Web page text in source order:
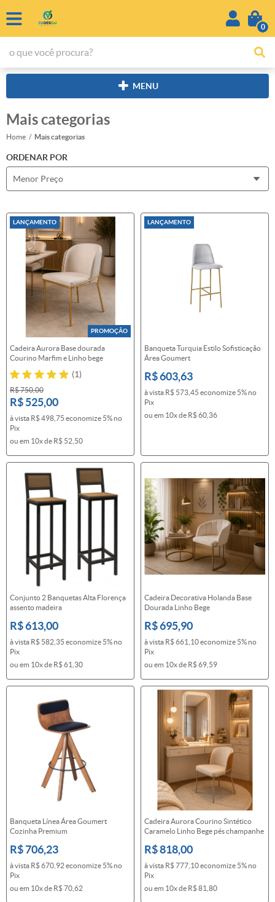
0
MENU
Mais categorias
Home Mais categorias
ORDENAR POR
Menor Preço
PROMOÇÃO
LANÇAMENTO
Cadeira Aurora Base dourada
Courino Marfim e Linho bege
(1)
R$ 750,00
R$ 525,00
à vista R$ 498,75 economize 5% no
Pix
ou em 10xde R$ 52,50
LANÇAMENTO
Banqueta Turquia Estilo Sofisticação
Área Goumert
R$ 603,63
à vista R$ 573,45 economize 5% no
Pix
ou em 10xde R$ 60,36
Conjunto 2 Banquetas Alta Florença
assento madeira
R$ 613,00
à vista R$ 582,35 economize 5% no
Pix
ou em 10xde R$ 61,30
Cadeira Decorativa Holanda Base
Dourada Linho Bege
R$ 695,90
à vista R$ 661,10economize 5% no
Pix
ou em 10xde R$ 69,59
Banqueta Línea Área Goumert
Cozinha Premium
R$ 706,23
à vista R$ 670,92 economize 5% no
Pix
ou em 10xde R$ 70,62
Cadeira Aurora Courino Sintético
Caramelo Linho Bege pés champanhe
R$ 818,00
à vista R$ 777,10economize 5% no
Pix
ou em 10xde R$ 81,80